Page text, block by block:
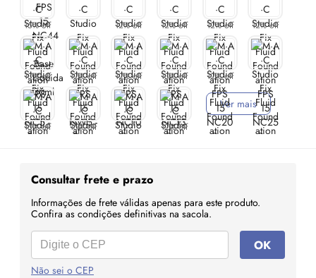
15% off 12% off 12% off 12% off 12% off
13% off 12% off 12% off 13% off 12% off
15% off 15% off 12% off
Ver mais
Consultar frete e prazo
Informações de frete válidas apenas para este produto.
Confira as condições definitivas na sacola.
OK
Não sei o CEP